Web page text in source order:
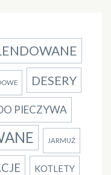
DESERY
PIECZYWA
JARMUŻ
KOTLETY